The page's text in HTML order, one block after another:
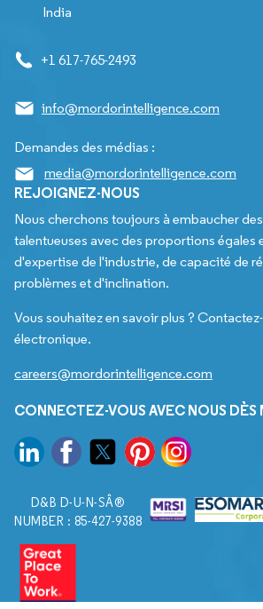
India
+1 617-765-2493
info@mordorintelligence.com
Demandes des médias :
media@mordorintelligence.com
REJOIGNEZ-NOUS
Nous cherchons toujours à embaucher
talentueuses avec des proportions égales
d'expertise de l'industrie, de capacité de
problèmes et d'inclination.
Vous souhaitez en savoir plus ?
électronique.
careers@mordorintelligence.com
CONNECTEZ-VOUS AVEC NOUS DÈS
D&B D-U-N-SÂ®
NUMBER : 85-427-9388